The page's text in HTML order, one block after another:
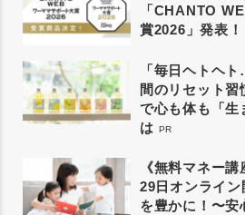
「CHANTO
賞2026」発表！
「毎日ヘトヘ
間のリセット習
で心も体も「生
は PR
《無料マネー
29日オンライ
を豊かに！〜安